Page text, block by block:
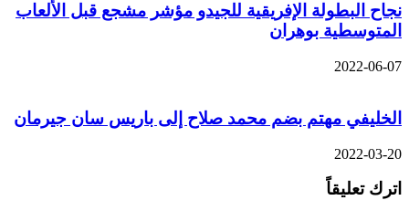
نجاح البطولة الإفريقية للجيدو مؤشر مشجع قبل الألعاب
المتوسطية بوهران
2022-06-07
الخليفي مهتم بضم محمد صلاح إلى باريس سان جيرمان
2022-03-20
اترك تعليقاً